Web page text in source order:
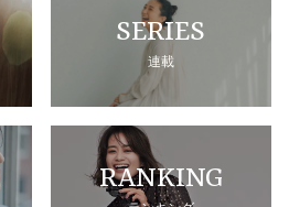
SERIES
連載
RANKING